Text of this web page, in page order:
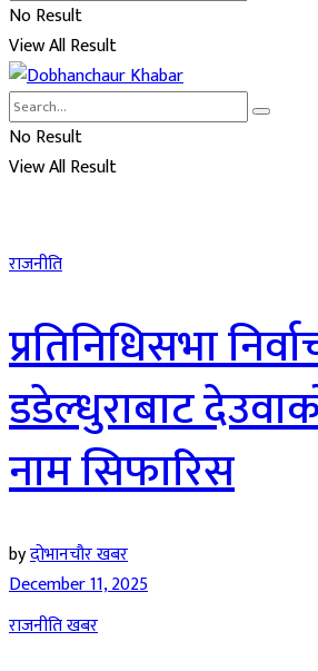
No Result
View All Result
No Result
View All Result
राजनीति
प्रतिनिधिसभा
डडेल्धुराबाट
नाम सिफारिस
byदोभानचौर खबर
December 11, 2025
राजनीति खबर